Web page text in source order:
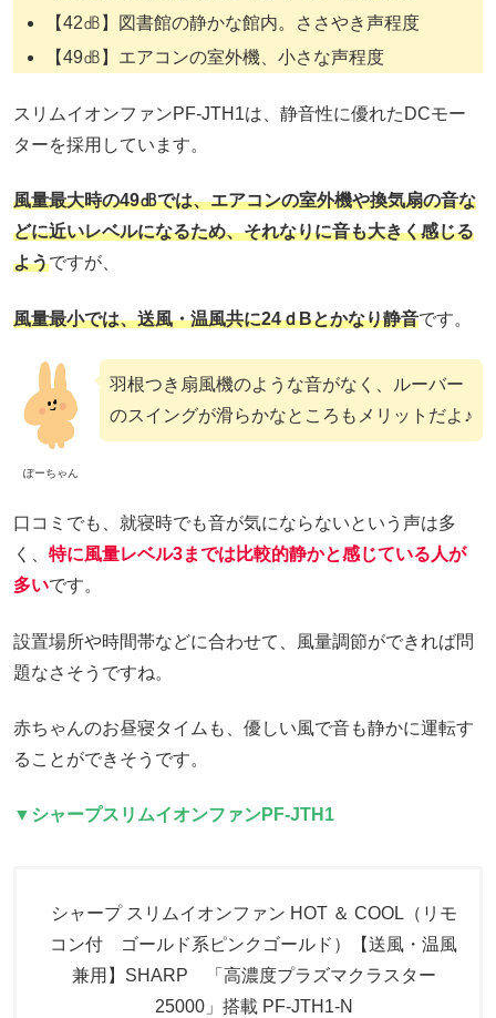
【42㏈】図書館の静かな館内。ささやき声程度
【49㏈】エアコンの室外機、小さな声程度
スリムイオンファンPF-JTH1は、静音性に優れたDCモー
ターを採用しています。
風量最大時の49㏈では、エアコンの室外機や換気扇の音な
どに近いレベルになるため、それなりに音も大きく感じる
ようですが、
風量最小では、送風・温風共に24ｄBとかなり静音です。
ぽーちゃん
羽根つき扇風機のような音がなく、ルーバー
のスイングが滑らかなところもメリットだよ♪
口コミでも、就寝時でも音が気にならないという声は多
く、 特に風量レベル3までは比較的静かと感じている人が
多いです。
設置場所や時間帯などに合わせて、風量調節ができれば問
題なさそうですね。
赤ちゃんのお昼寝タイムも、優しい風で音も静かに運転す
ることができそうです。
▼シャープスリムイオンファンPF-JTH1
シャープ スリムイオンファン HOT ＆ COOL（リモ
コン付 ゴールド系ピンクゴールド）【送風・温風
兼用】SHARP 「高濃度プラズマクラスター
25000」搭載 PF-JTH1-N